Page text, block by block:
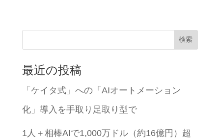
検索
最近の投稿
「ケイタ式」への「AIオートメーション
化」導入を手取り足取り型で
1人＋相棒AIで1,000万ドル（約16億円）超